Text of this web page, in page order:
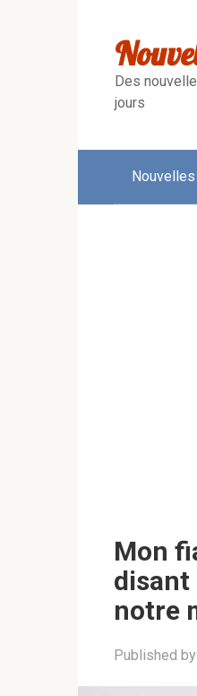
Des
jours
Nouvelles
Mon
disant
notre
Published by: